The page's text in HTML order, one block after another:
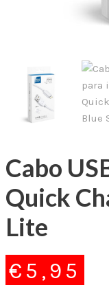
Cabo
Quick
Lite
€ 5,95